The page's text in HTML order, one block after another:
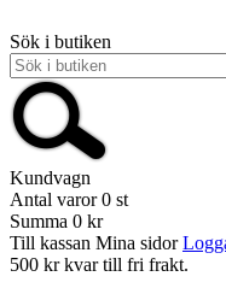
Sök i butiken
Kundvagn
Antal varor 0 st
Summa 0 kr
Till kassan Mina sidor
500 kr kvar till fri frakt.